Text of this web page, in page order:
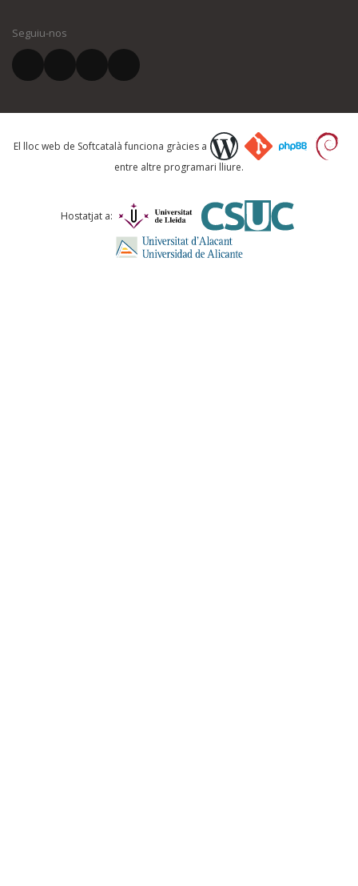
El vostre correu electrònic *
Què proposeu?
Comentari *
Seguiu-nos
El lloc web de Softcatalà funciona gràcies a
entre altre programari lliure.
Hostatjat a: